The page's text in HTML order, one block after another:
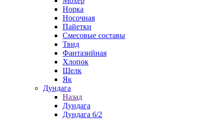
Норка
Носочная
Пайетки
Смесовые составы
Твид
Фантазийная
Хлопок
Шелк
Як
Дундага
Назад
Дундага
Дундага 6/2